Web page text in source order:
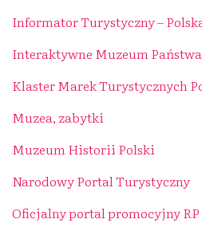
Informator Turystyczny –
Interaktywne Muzeum
Klaster Marek Turystycznych
Muzea, zabytki
Muzeum Historii Polski
Narodowy Portal Turystyczny
Oficjalny portal promocyjny RP